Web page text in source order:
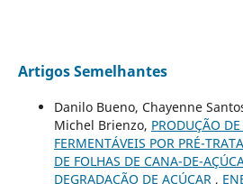
Artigos Semelhantes
Danilo Bueno, Chayenne
Michel Brienzo, PRODUÇÃO
FERMENTÁVEIS POR PRÉ-
DE FOLHAS DE CANA-DE-
DEGRADAÇÃO DE AÇÚCAR ,